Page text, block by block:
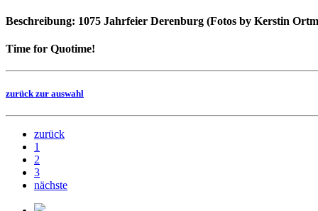
Beschreibung: 1075 Jahrfeier Derenburg (Fotos by Kerstin
Time for Quotime!
zurück zur auswahl
zurück
1
2
3
nächste